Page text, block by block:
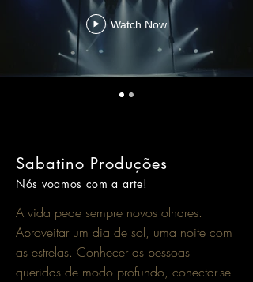
Watch Now
Sabatino Produções
Nós voamos com a arte!
A vida pede sempre novos olhares.
Aproveitar um dia de sol, uma noite com
as estrelas. Conhecer as pessoas
queridas de modo profundo, conectar-se